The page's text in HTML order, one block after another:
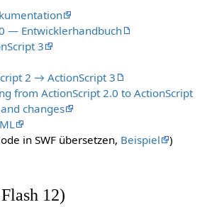
— Entwicklerhandbuch
3
2 → ActionScript 3
from ActionScript 2.0 to ActionScript
changes
in SWF übersetzen, Beispiel
)
12)